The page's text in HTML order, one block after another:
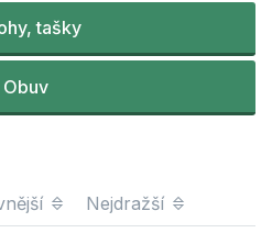
tašky
Obuv
Nejdražší